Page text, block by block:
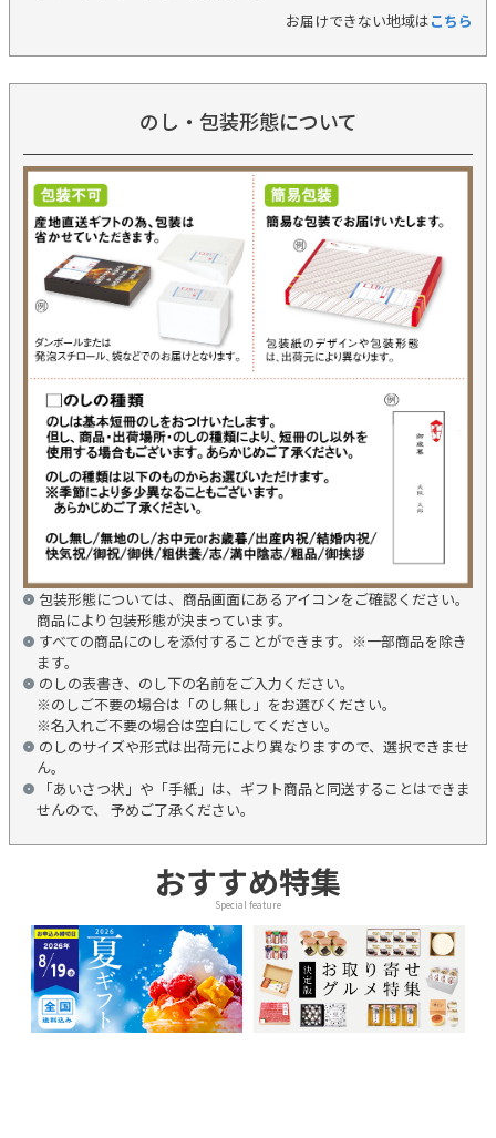
お届けできない地域はこちら
のし・包装形態について
包装形態については、商品画面にあるアイコンをご確認ください。
商品により包装形態が決まっています。
すべての商品にのしを添付することができます。※一部商品を除き
ます。
のしの表書き、のし下の名前をご入力ください。
※のしご不要の場合は「のし無し」をお選びください。
※名入れご不要の場合は空白にしてください。
のしのサイズや形式は出荷元により異なりますので、選択できませ
ん。
「あいさつ状」や「手紙」は、ギフト商品と同送することはできま
せんので、 予めご了承ください。
おすすめ特集
Special feature